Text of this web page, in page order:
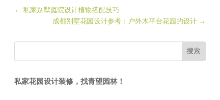
←私家别墅庭院设计植物搭配技巧
成都别墅花园设计参考：户外木平台花园的设计→
私家花园设计装修，找青望园林！